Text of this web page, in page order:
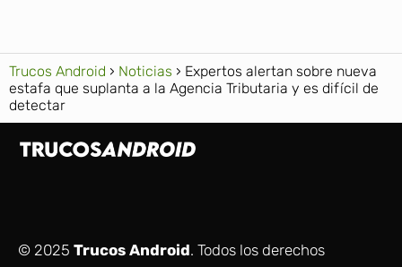
Trucos Android Noticias
Expertos alertan sobre nueva
estafa que suplanta a la Agencia Tributaria y es difícil de
detectar
© 2025 Trucos Android. Todos los derechos